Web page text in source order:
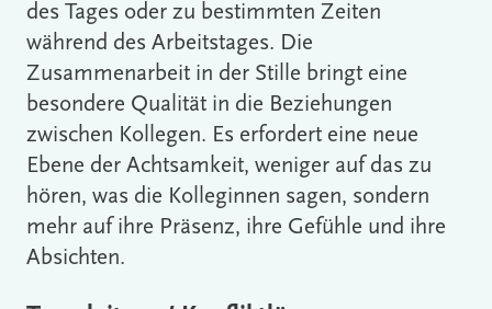
des Tages oder zu bestimmten Zeiten
während des Arbeitstages. Die
Zusammenarbeit in der Stille bringt eine
besondere Qualität in die Beziehungen
zwischen Kollegen. Es erfordert eine neue
Ebene der Achtsamkeit, weniger auf das zu
hören, was die Kolleginnen sagen, sondern
mehr auf ihre Präsenz, ihre Gefühle und ihre
Absichten.